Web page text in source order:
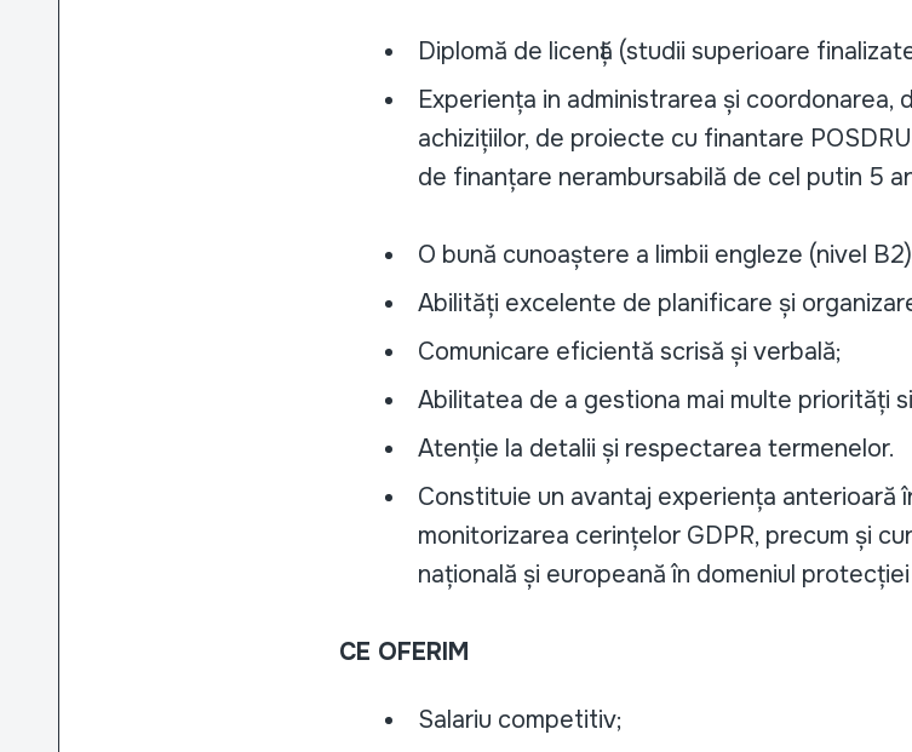
Diplomă de licență (studii superioare
Experiența in administrarea și coordonarea,
achizițiilor, de proiecte cu finantare
de finanțare nerambursabilă de cel putin 5
O bună cunoaștere a limbii engleze (nivel B2)
Abilități excelente de planificare și
Comunicare eficientă scrisă și verbală;
Abilitatea de a gestiona mai multe priorități
Atenție la detalii și respectarea termenelor.
Constituie un avantaj experiența anterioară
monitorizarea cerințelor GDPR, precum și
națională și europeană în domeniul
CE OFERIM
Salariu competitiv;